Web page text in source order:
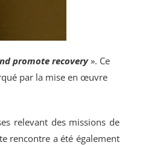
promote recovery». Ce
par la mise en œuvre
relevant des missions de
rencontre a été également